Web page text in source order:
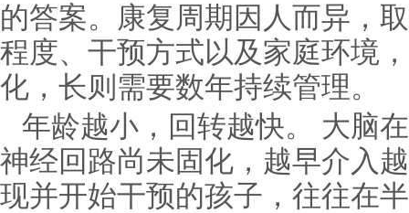
的答案。康复周期因人而异，
程度、干预方式以及家庭环境
化，长则需要数年持续管理。
年龄越小，回转越快。 大脑
神经回路尚未固化，越早介入
现并开始干预的孩子，往往在